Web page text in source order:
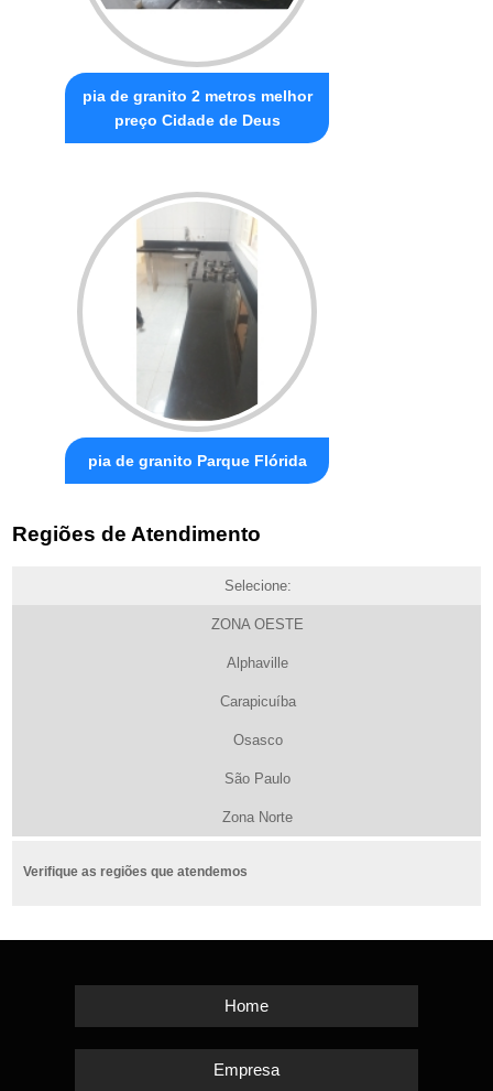
pia de granito 2 metros melhor
preço Cidade de Deus
pia de granito Parque Flórida
Regiões de Atendimento
Selecione:
ZONA OESTE
Alphaville
Carapicuíba
Osasco
São Paulo
Zona Norte
Verifique as regiões que atendemos
Home
Empresa